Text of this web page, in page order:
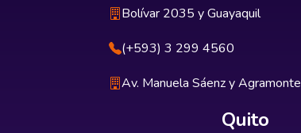
Bolívar 2035 y Guayaquil
(+593) 3 299 4560
Av. Manuela Sáenz y Agramonte
Quito